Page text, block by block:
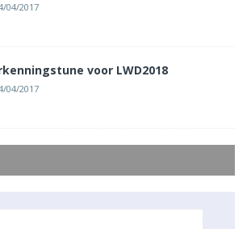
04/2017
voor LWD2018
04/2017